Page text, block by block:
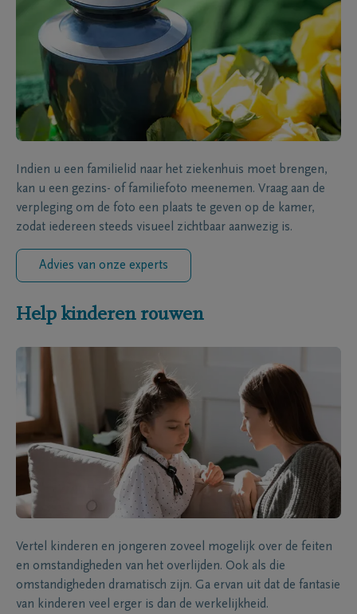
Indien u een familielid naar het ziekenhuis moet brengen,
kan u een gezins- of familiefoto meenemen. Vraag aan de
verpleging om de foto een plaats te geven op de kamer,
zodat iedereen steeds visueel zichtbaar aanwezig is.
Advies van onze experts
Help kinderen rouwen
Vertel kinderen en jongeren zoveel mogelijk over de feiten
en omstandigheden van het overlijden. Ook als die
omstandigheden dramatisch zijn. Ga ervan uit dat de fantasie
van kinderen veel erger is dan de werkelijkheid.